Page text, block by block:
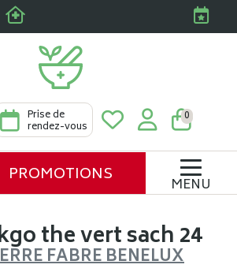
Pharmacies Clabots &
Prise de
rendez-vous
0
PROMOTIONS MENU
the vert sach 24
FABRE BENELUX